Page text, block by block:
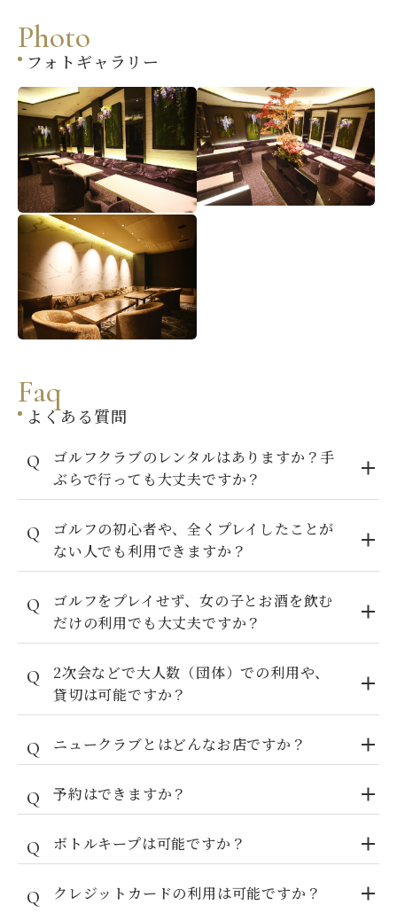
Photo
フォトギャラリー
Faq
よくある質問
ゴルフクラブのレンタルはありますか？手
ぶらで行っても大丈夫ですか？
ゴルフの初心者や、全くプレイしたことが
ない人でも利用できますか？
ゴルフをプレイせず、女の子とお酒を飲む
だけの利用でも大丈夫ですか？
2次会などで大人数（団体）での利用や、
貸切は可能ですか？
ニュークラブとはどんなお店ですか？
予約はできますか？
ボトルキープは可能ですか？
クレジットカードの利用は可能ですか？